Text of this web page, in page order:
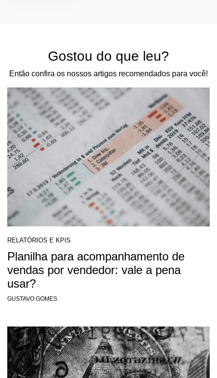
Gostou do que leu?
Então confira os nossos artigos recomendados para você!
RELATÓRIOS E KPIS
Planilha para acompanhamento de
vendas por vendedor: vale a pena
usar?
GUSTAVO GOMES